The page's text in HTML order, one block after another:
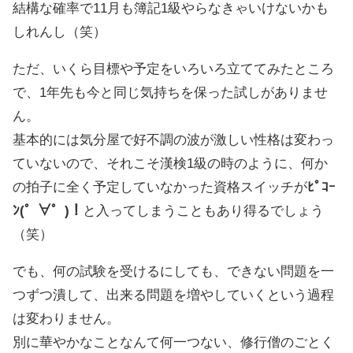
結構な確率で11月も簿記1級やらなきゃいけないかも
しれんし（笑）
ただ、いくら目標や予定をいろいろ立ててみたところ
で、1年先も今と同じ気持ちを保った試しがありませ
ん。
基本的には気分屋で好不調の波が激しい性格は変わっ
ていないので、それこそ漢検1級の時のように、何か
の拍子に全く予定していなかった資格スイッチがﾋﾟｺｰ
ﾝ(゜∀゜)！ と入ってしまうこともあり得るでしょう
（笑）
でも、何の試験を受けるにしても、できない問題を一
つずつ潰して、出来る問題を増やしていくという過程
は変わりません。
別に華やかなことなんて何一つない、修行僧のごとく